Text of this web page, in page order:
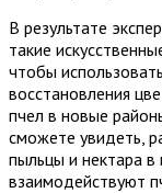
В результате
такие
чтобы
восстановления
пчел в новые
сможете увидеть,
пыльцы и нектара в
взаимодействуют